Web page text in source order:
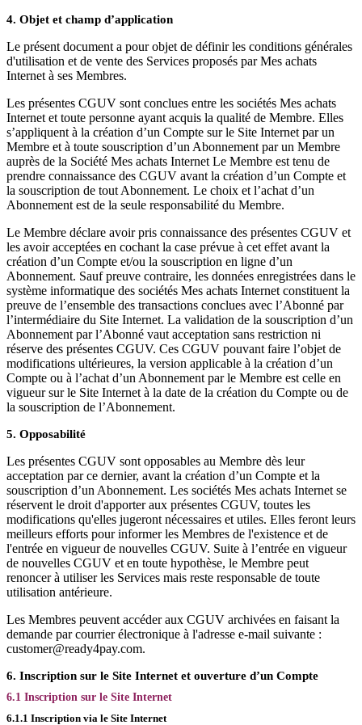
4. Objet et champ d’application
Le présent document a pour objet de définir les conditions générales
d'utilisation et de vente des Services proposés par Mes achats
Internet à ses Membres.
Les présentes CGUV sont conclues entre les sociétés Mes achats
Internet et toute personne ayant acquis la qualité de Membre. Elles
s’appliquent à la création d’un Compte sur le Site Internet par un
Membre et à toute souscription d’un Abonnement par un Membre
auprès de la Société Mes achats Internet Le Membre est tenu de
prendre connaissance des CGUV avant la création d’un Compte et
la souscription de tout Abonnement. Le choix et l’achat d’un
Abonnement est de la seule responsabilité du Membre.
Le Membre déclare avoir pris connaissance des présentes CGUV et
les avoir acceptées en cochant la case prévue à cet effet avant la
création d’un Compte et/ou la souscription en ligne d’un
Abonnement. Sauf preuve contraire, les données enregistrées dans le
système informatique des sociétés Mes achats Internet constituent la
preuve de l’ensemble des transactions conclues avec l’Abonné par
l’intermédiaire du Site Internet. La validation de la souscription d’un
Abonnement par l’Abonné vaut acceptation sans restriction ni
réserve des présentes CGUV. Ces CGUV pouvant faire l’objet de
modifications ultérieures, la version applicable à la création d’un
Compte ou à l’achat d’un Abonnement par le Membre est celle en
vigueur sur le Site Internet à la date de la création du Compte ou de
la souscription de l’Abonnement.
5. Opposabilité
Les présentes CGUV sont opposables au Membre dès leur
acceptation par ce dernier, avant la création d’un Compte et la
souscription d’un Abonnement. Les sociétés Mes achats Internet se
réservent le droit d'apporter aux présentes CGUV, toutes les
modifications qu'elles jugeront nécessaires et utiles. Elles feront leurs
meilleurs efforts pour informer les Membres de l'existence et de
l'entrée en vigueur de nouvelles CGUV. Suite à l’entrée en vigueur
de nouvelles CGUV et en toute hypothèse, le Membre peut
renoncer à utiliser les Services mais reste responsable de toute
utilisation antérieure.
Les Membres peuvent accéder aux CGUV archivées en faisant la
demande par courrier électronique à l'adresse e-mail suivante :
customer@ready4pay.com.
6. Inscription sur le Site Internet et ouverture d’un Compte
6.1 Inscription sur le Site Internet
6.1.1 Inscription via le Site Internet